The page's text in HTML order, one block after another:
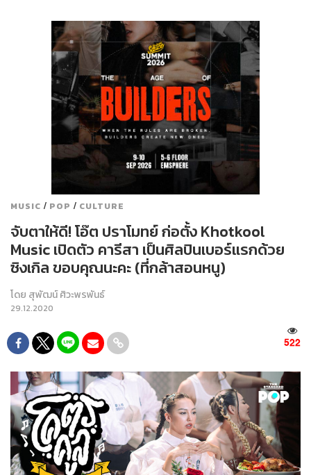
MUSIC / POP / CULTURE
จับตาให้ดี! โอ๊ต ปราโมทย์ ก่อตั้ง Khotkool
Music เปิดตัว คารีสา เป็นศิลปินเบอร์แรกด้วย
ซิงเกิล ขอบคุณนะคะ (ที่กล้าสอนหนู)
โดย สุพัฒน์ ศิวะพรพันธ์
29.12.2020
522